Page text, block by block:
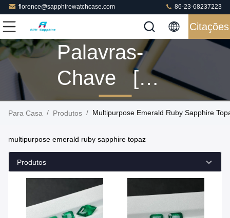
florence@sapphirewatchcase.com 86-23-68237223
Citações
Palavras-
Chave [
Multipurpose
Ruby
Sapphire
Topaz ]
Para Casa / Produtos / Multipurpose Emerald Ruby Sapphire
multipurpose emerald ruby sapphire topaz
Produtos